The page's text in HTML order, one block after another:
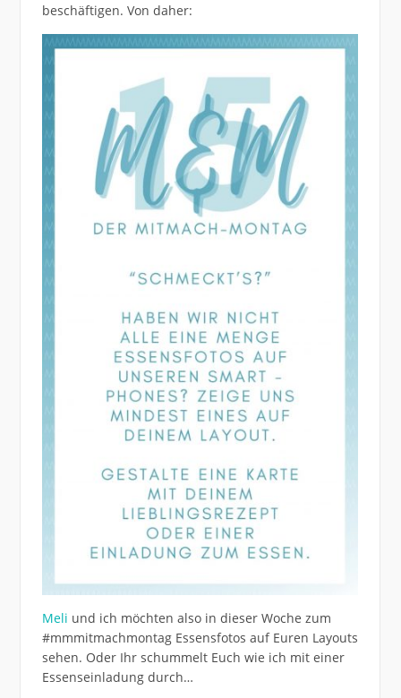
beschäftigen. Von daher:
Meli und ich möchten also in dieser Woche zum
#mmmitmachmontag Essensfotos auf Euren Layouts
sehen. Oder Ihr schummelt Euch wie ich mit einer
Essenseinladung durch…